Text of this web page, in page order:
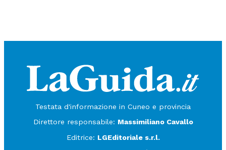
Testata d'informazione in Cuneo e provincia
Direttore responsabile: Massimiliano Cavallo
Editrice: LGEditoriale s.r.l.